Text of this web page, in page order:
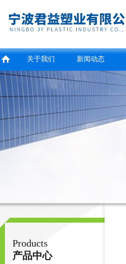
宁波君益塑业有限公司
关于我们 新闻动态
Products
产品中心